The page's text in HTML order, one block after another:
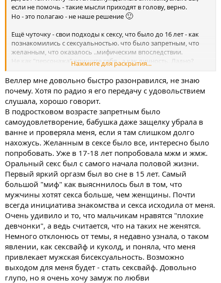
если не помочь - такие мысли приходят в голову, верно.
Но - это полагаю - не наше решение 🙂
Ещё чуточку - свои подходы к сексу, что было до 16 лет - как
познакомились с сексуальностью. что было запретным, что
желанным, что оказалось ..мифическим впоследствии.
Не как "персонажа" опишите себя - а как личность. Ладно?
Кстати - перечисленые Вами книги я тоже читал и они мне
весьма нравятся🙂
Веллер, кстати - что цепляет?
Нажмите для раскрытия...
Веллер мне довольно быстро разонравился, не знаю
почему. Хотя по радио я его передачу с удовольствием
слушала, хорошо говорит.
В подростковом возрасте запретным было
самоудовлетворение, бабушка даже защелку убрала в
ванне и проверяла меня, если я там слишком долго
нахожусь. Желанным в сексе было все, интересно было
попробовать. Уже в 17-18 лет попробовала мжм и жмж.
Оральный секс был с самого начала половой жизни.
Первый яркий оргазм был во сне в 15 лет. Самый
большой "миф" как выясннилось был в том, что
мужчины хотят секса больше, чем женщины. Почти
всегда инициатива знакомства и секса исходила от меня.
Очень удивило и то, что мальчикам нравятся "плохие
девчонки", а ведь считается, что на таких не женятся.
Немного отклонюсь от темы, я недавно узнала, о таком
явлении, как сексвайф и куколд, и поняла, что меня
привлекает мужская бисексуальность. Возможно
выходом для меня будет - стать сексвайф. Довольно
глупо, но я очень хочу замуж по любви